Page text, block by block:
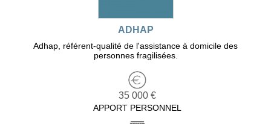
ADHAP
Adhap, référent-qualité de l'assistance à domicile des
personnes fragilisées.
35 000 €
APPORT PERSONNEL